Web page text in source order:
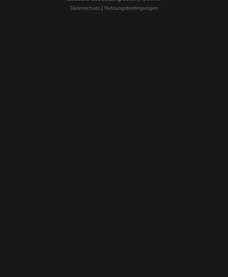
Datenschutz| Nutzungsbedingungen